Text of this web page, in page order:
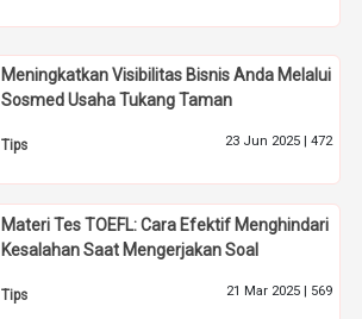
Meningkatkan Visibilitas Bisnis Anda Melalui
Sosmed Usaha Tukang Taman
Tips 23 Jun 2025 | 472
Materi Tes TOEFL: Cara Efektif Menghindari
Kesalahan Saat Mengerjakan Soal
Tips 21 Mar 2025 | 569